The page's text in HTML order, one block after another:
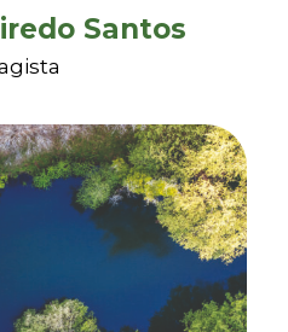
Santos